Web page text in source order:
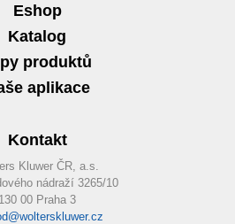
Eshop
Katalog
produktů
aplikace
Kontakt
Kluwer ČR, a.s.
nádraží 3265/10
130 00 Praha 3